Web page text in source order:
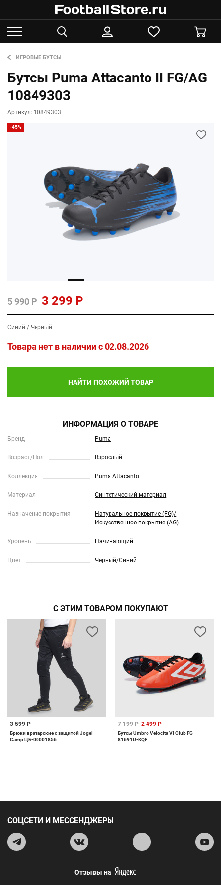
ИГРОВЫЕ БУТСЫ
Бутсы Puma Attacanto II FG/AG
10849303
Артикул: 10849303
-45%
5 990 Р 3 299 Р
Синий / Черный
Товара нет в наличии c 02.08.2026
НАЙТИ ПОХОЖИЙ ТОВАР
ИНФОРМАЦИЯ О ТОВАРЕ
Бренд Puma
Возраст/Пол Взрослый
Коллекция Puma Attacanto
Материал Синтетический материал
Назначение покрытия
Натуральное покрытие (FG)/
Искусственное покрытие (AG)
Уровень Начинающий
Цвет Черный/Синий
С ЭТИМ ТОВАРОМ ПОКУПАЮТ
3 599 Р
Брюки вратарские с защитой Jogel
Camp ЦБ-00001856
7 199 Р 2 499 Р
Бутсы Umbro Velocita VI Club FG
81691U-KQF
СОЦСЕТИ И МЕССЕНДЖЕРЫ
Отзывы на